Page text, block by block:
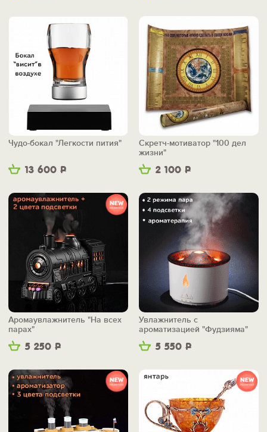
13 600 Р
Чудо-бокал "Легкости пития"
2 100 Р
Скретч-мотиватор "100 дел
жизни"
5 250 Р
Аромаувлажнитель "На всех
парах"
5 550 Р
Увлажнитель с
ароматизацией "Фудзияма"